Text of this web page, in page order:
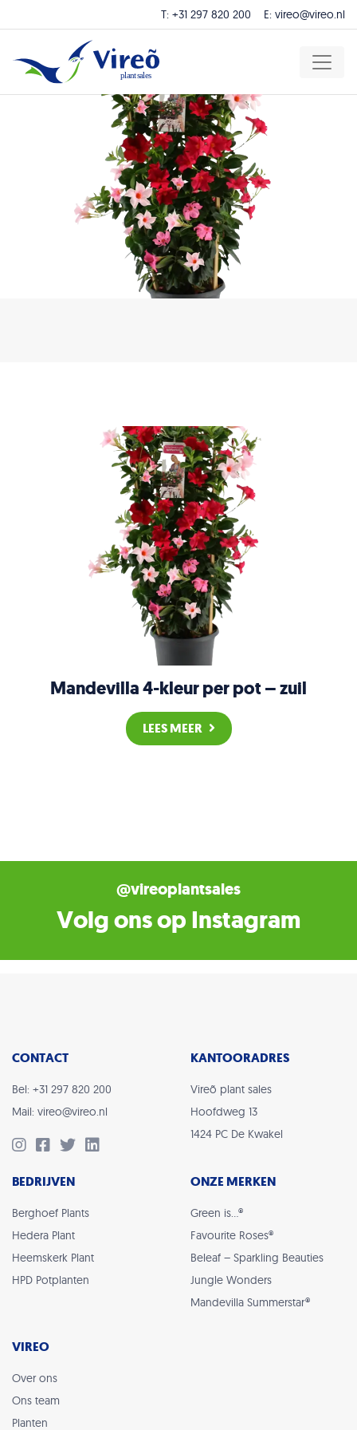
T: +31 297 820 200 E: vireo@vireo.nl
Mandevilla 4-kleur per pot – zuil
LEES MEER
@vireoplantsales
Volg ons op Instagram
CONTACT
Bel: +31 297 820 200
Mail: vireo@vireo.nl
KANTOORADRES
Vireõ plant sales
Hoofdweg 13
1424 PC De Kwakel
BEDRIJVEN
Berghoef Plants
Hedera Plant
Heemskerk Plant
HPD Potplanten
ONZE MERKEN
Green is…®
Favourite Roses®
Beleaf – Sparkling Beauties
Jungle Wonders
Mandevilla Summerstar®
VIREO
Over ons
Ons team
Planten